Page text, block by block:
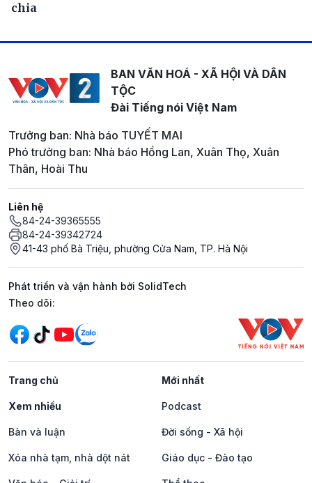
chia
BAN VĂN HOÁ - XÃ HỘI VÀ DÂN
TỘC
Đài Tiếng nói Việt Nam
Trưởng ban: Nhà báo TUYẾT MAI
Phó trưởng ban: Nhà báo Hồng Lan, Xuân Thọ, Xuân
Thân, Hoài Thu
Liên hệ
84-24-39365555
84-24-39342724
41-43 phố Bà Triệu, phường Cửa Nam, TP. Hà Nội
Phát triển và vận hành bởi SolidTech
Mạng xã hội
Theo dõi:
Trang chủ Mới nhất
Xem nhiều Podcast
Bàn và luận Đời sống - Xã hội
Xóa nhà tạm, nhà dột nát Giáo dục - Đào tạo